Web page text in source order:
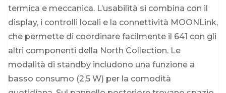
termica e meccanica. L’usabilità si combina con il
display, i controlli locali e la connettività MOONLink,
che permette di coordinare facilmente il 641 con gli
altri componenti della North Collection. Le
modalità di standby includono una funzione a
basso consumo (2,5 W) per la comodità